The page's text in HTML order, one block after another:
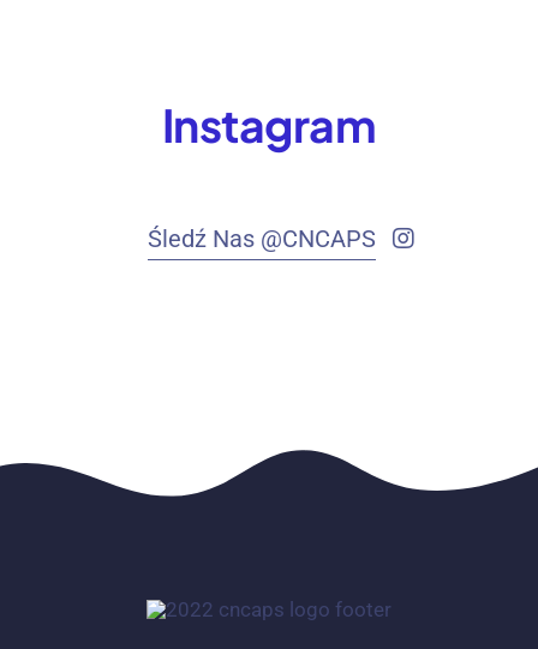
Instagram
Śledź Nas @CNCAPS